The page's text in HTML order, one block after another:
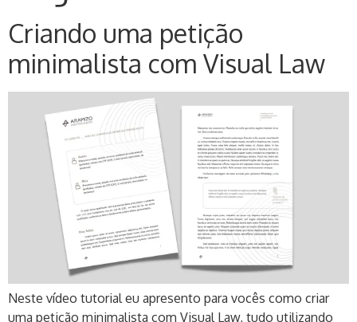
Criando uma petição
minimalista com Visual Law
Neste vídeo tutorial eu apresento para vocês como criar
uma petição minimalista com Visual Law, tudo utilizando